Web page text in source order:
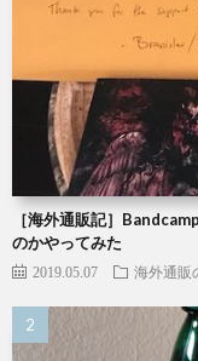
［海外通販記］
のかやってみた
2019.05.07 海外通販